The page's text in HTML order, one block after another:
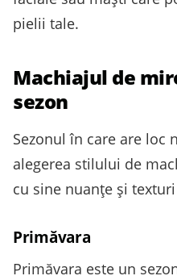
pielii tale.
Machiajul de
sezon
Sezonul în care are loc
alegerea stilului de
cu sine nuanțe și
Primăvara
Primăvara este un